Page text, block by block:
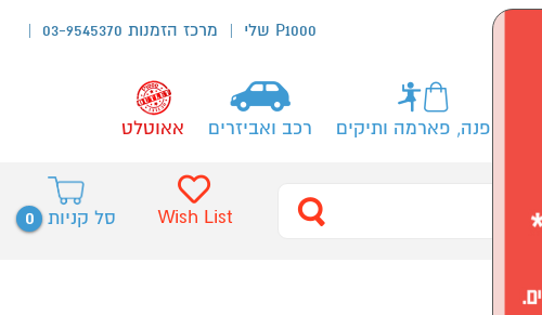
P1000 שלי מרכז הזמנות 03-9545370
אופנה, פארמה ותיקים רכב ואביזרים אאוטלט
סל קניות 0 Wish List